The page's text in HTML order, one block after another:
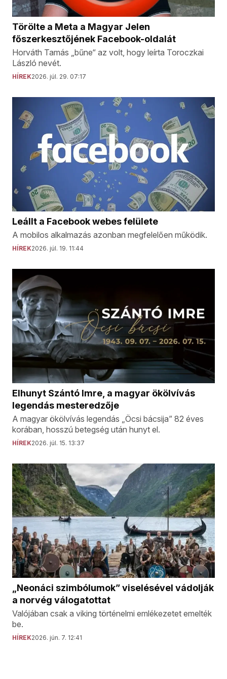
Törölte a Meta a Magyar Jelen
főszerkesztőjének Facebook-oldalát
Horváth Tamás „bűne“ az volt, hogy leírta Toroczkai
László nevét.
HÍREK2026. júl. 29. 07:17
Leállt a Facebook webes felülete
A mobilos alkalmazás azonban megfelelően működik.
HÍREK2026. júl. 19. 11:44
Elhunyt Szántó Imre, a magyar ökölvívás
legendás mesteredzője
A magyar ökölvívás legendás „Öcsi bácsija” 82 éves
korában, hosszú betegség után hunyt el.
HÍREK2026. júl. 15. 13:37
„Neonáci szimbólumok” viselésével vádolják
a norvég válogatottat
Valójában csak a viking történelmi emlékezetet emelték
be.
HÍREK2026. jún. 7. 12:41